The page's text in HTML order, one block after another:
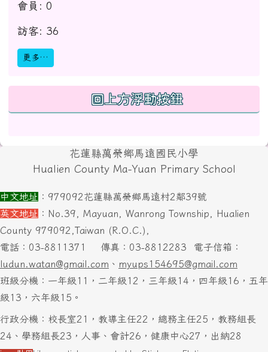
會員: 0
訪客: 36
更多…
回上方浮動按鈕
頁尾區域內容花蓮縣萬榮鄉馬遠國民小學
Hualien County Ma-Yuan Primary School
中文地址 ：979092花蓮縣萬榮鄉馬遠村2鄰39號
英文地址 ：No.39, Mayuan, Wanrong Township, Hualien
County 979092,Taiwan (R.O.C.),
電話：03-8811371 傳真：03-8812283 電子信箱：
ludun.watan@gmail.com 、 myups154695@gmail.com
班級分機：一年級11，二年級12，三年級14，四年級16，五年
級13，六年級15。
行政分機：校長室21，教導主任22，總務主任25，教務組長
24、學務組長23，人事、會計26，健康中心27，出納28